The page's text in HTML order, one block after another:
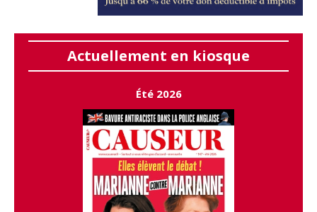
Actuellement en kiosque
Été 2026